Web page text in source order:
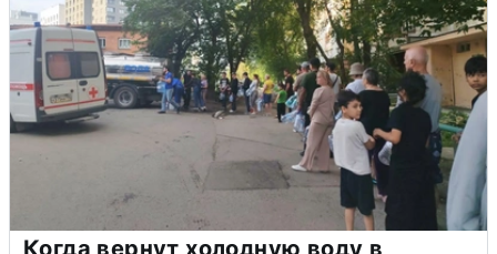
Когда вернут холодную воду в